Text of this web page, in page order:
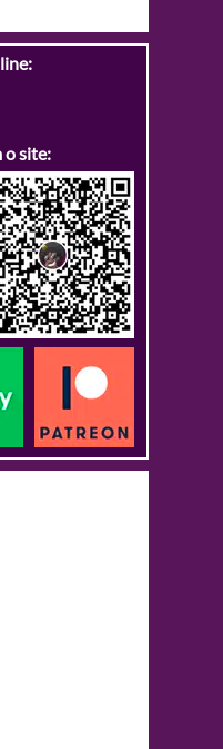
o site: